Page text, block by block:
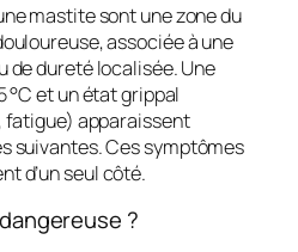
mastite sont une zone du
associée à une
de dureté localisée. Une
°C et un état grippal
apparaissent
suivantes. Ces symptômes
d’un seul côté.
?